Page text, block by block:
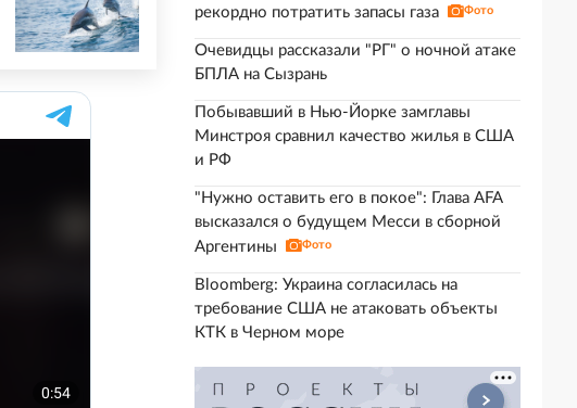
рекордно потратить запасы газа
Фото
Очевидцы рассказали "РГ" о ночной атаке
БПЛА на Сызрань
Побывавший в Нью-Йорке замглавы
Минстроя сравнил качество жилья в США
и РФ
"Нужно оставить его в покое": Глава AFA
высказался о будущем Месси в сборной
Аргентины
Фото
Bloomberg: Украина согласилась на
требование США не атаковать объекты
КТК в Черном море